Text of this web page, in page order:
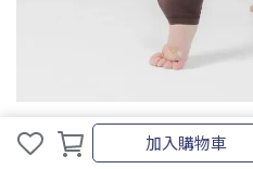
取消加入購物車藕紫